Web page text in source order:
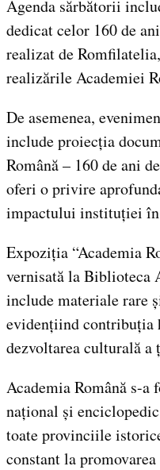
Agenda sărbătorii
dedicat celor 160 de
realizat de
realizările Academiei
De asemenea,
include proiecția
Română – 160 de ani
oferi o privire
impactului instituției în
Expoziția “Academia
vernisată la Biblioteca
include materiale rare
evidențiind contribuția
dezvoltarea culturală a
Academia Română s-a
național și
toate provinciile
constant la